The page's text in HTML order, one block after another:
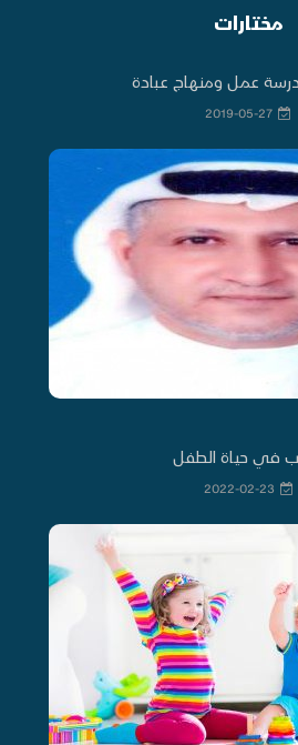
مختارات
عمل ومنهاج عبادة
2019-05-27
في حياة الطفل
2022-02-23